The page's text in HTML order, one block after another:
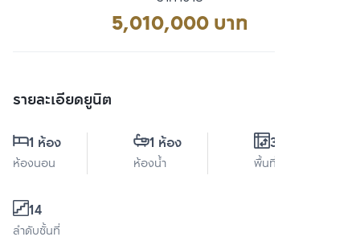
5,010,000 บาท
รายละเอียดยูนิต
1 ห้อง
ห้องนอน
1 ห้อง
ห้องน้ำ
35 ตร.ม.
พื้นที่ใช้สอย
14
ลำดับชั้นที่